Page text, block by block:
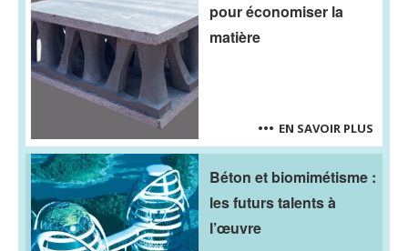
pour économiser la
matière
EN SAVOIR PLUS
Béton et biomimétisme :
les futurs talents à
l’œuvre